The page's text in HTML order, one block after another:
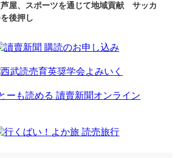
屋、スポーツを通じて地域貢献 サッカ
後押し